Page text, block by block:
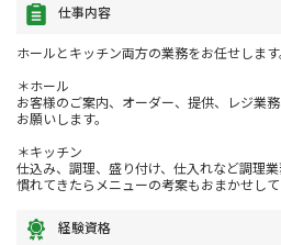
仕事内容
ホールとキッチン両方の業務をお任せします
＊ホール
お客様のご案内、オーダー、提供、レジ業
お願いします。
＊キッチン
仕込み、調理、盛り付け、仕入れなど調理業
慣れてきたらメニューの考案もおまかせして
経験資格